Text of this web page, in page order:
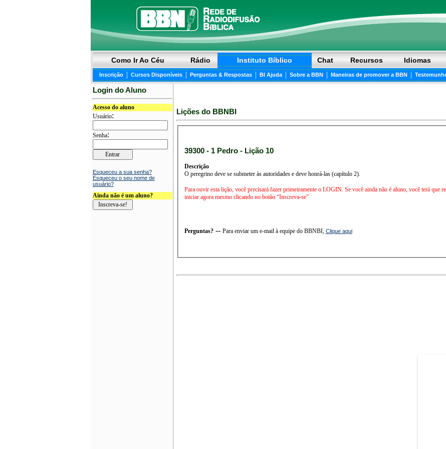
Como Ir Ao Céu Rádio Instituto Bíblico Chat Recursos Idiomas
Inscrição | Cursos Disponíveis | Perguntas & Respostas | BI Ajuda | Sobre a BBN | Maneiras de promover a BBN |
Login do Aluno
Acesso do aluno
Usuário:
Senha:
Esqueceu a sua senha?
Esqueceu o seu nome de
usuário?
Ainda não é um aluno?
Lições do BBNBI
39300 - 1 Pedro - Lição 10
Descrição
O peregrino deve se submeter às autoridades e deve honrá-las (capítulo 2).
Para ouvir esta lição, você precisará fazer primeiramente o LOGIN. Se você ainda não é aluno, você terá que
iniciar agora mesmo clicando no botão “Inscreva-se”
Perguntas?-- Para enviar um e-mail à equipe do BBNBI, Clique aqui